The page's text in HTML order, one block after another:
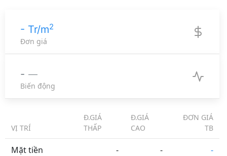
- Tr/m2
Đơn giá
-
Biến động
VỊ TRÍ
Đ.GIÁ
THẤP
Đ.GIÁ
CAO
ĐƠN GIÁ
TB
Mặt tiền - - -